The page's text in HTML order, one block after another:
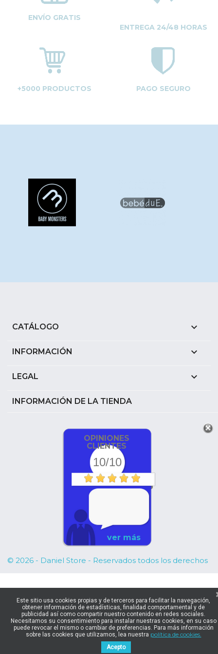
ENVÍO GRATIS
ENTREGA 24/48 HORAS
+5000 PRODUCTOS PAGO SEGURO
CATÁLOGO 
INFORMACIÓN 
LEGAL 
INFORMACIÓN DE LA TIENDA
OPINIONES
CLIENTES
10/10
ver más
© 2026 - Daniel Store - Reservados todos los derechos
Este sitio usa cookies propias y de terceros para facilitar la navegación,
obtener información de estadísticas, finalidad comportamental y de
publicidad así como compartir nuestro contenido en redes sociales.
Necesitamos su consentimiento para instalar nuestras cookies, en su caso
puede revocar el mismo o cambiar de preferencias. Para más información
sobre las cookies que utilizamos, lea nuestra política de cookies.
Acepto